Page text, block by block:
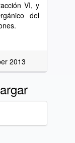
VI, y
del
2013